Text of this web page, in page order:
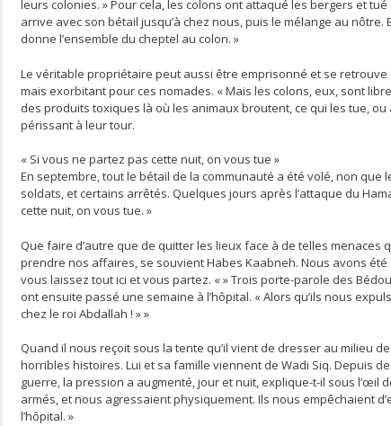
leurs colonies. » Pour cela, les colons ont attaqué les bergers et
arrive avec son bétail jusqu’à chez nous, puis le mélange au
donne l’ensemble du cheptel au colon. »
Le véritable propriétaire peut aussi être emprisonné et se
mais exorbitant pour ces nomades. « Mais les colons, eux, sont
des produits toxiques là où les animaux broutent, ce qui les tue,
périssant à leur tour.
« Si vous ne partez pas cette nuit, on vous tue »
En septembre, tout le bétail de la communauté a été volé, non
soldats, et certains arrêtés. Quelques jours après l’attaque du
cette nuit, on vous tue. »
Que faire d’autre que de quitter les lieux face à de telles
prendre nos affaires, se souvient Habes Kaabneh. Nous avons
vous laissez tout ici et vous partez. « » Trois porte-parole des
ont ensuite passé une semaine à l’hôpital. « Alors qu’ils nous
chez le roi Abdallah ! » »
Quand il nous reçoit sous la tente qu’il vient de dresser au milieu
horribles histoires. Lui et sa famille viennent de Wadi Siq. Depuis
guerre, la pression a augmenté, jour et nuit, explique-t-il sous
armés, et nous agressaient physiquement. Ils nous empêchaient
l’hôpital. »